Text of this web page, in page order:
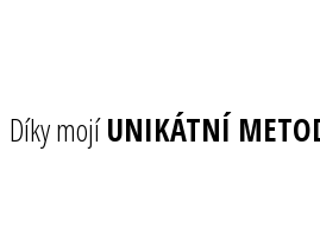
Díky mojíUNIKÁTNÍ